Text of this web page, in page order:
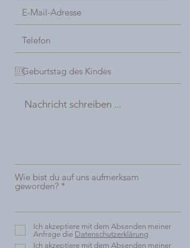
Wie bist du auf uns aufmerksam
geworden?
Ich akzeptiere mit dem Absenden meiner
Anfrage die Datenschutzerklärung
Ich akzeptiere mit dem Absenden meiner